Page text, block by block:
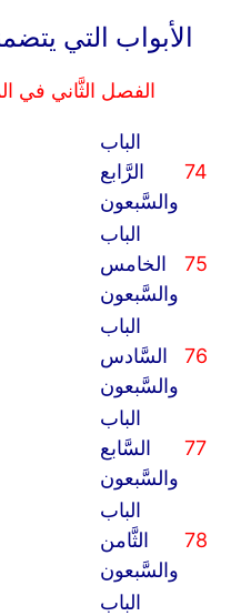
الأبواب التي
الفصل الثَّاني في
74
الباب
الرَّابع
والسَّبعون
75
الباب
الخامس
والسَّبعون
76
الباب
السَّادس
والسَّبعون
77
الباب
السَّابع
والسَّبعون
78
الباب
الثَّامن
والسَّبعون
الباب